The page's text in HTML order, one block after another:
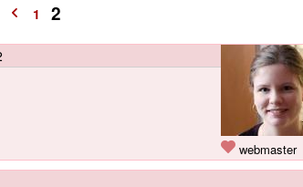
1 2
webmaster